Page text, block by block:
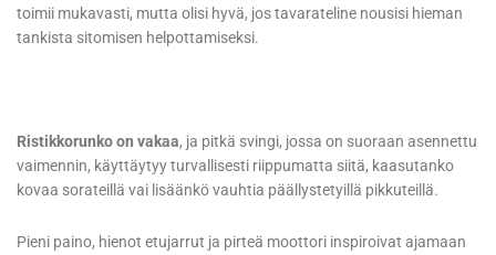
toimii mukavasti, mutta olisi hyvä, jos tavarateline nousisi hieman
tankista sitomisen helpottamiseksi.
Ristikkorunko on vakaa, ja pitkä svingi, jossa on suoraan asennettu
vaimennin, käyttäytyy turvallisesti riippumatta siitä, kaasutanko
kovaa sorateillä vai lisäänkö vauhtia päällystetyillä pikkuteillä.
Pieni paino, hienot etujarrut ja pirteä moottori inspiroivat ajamaan